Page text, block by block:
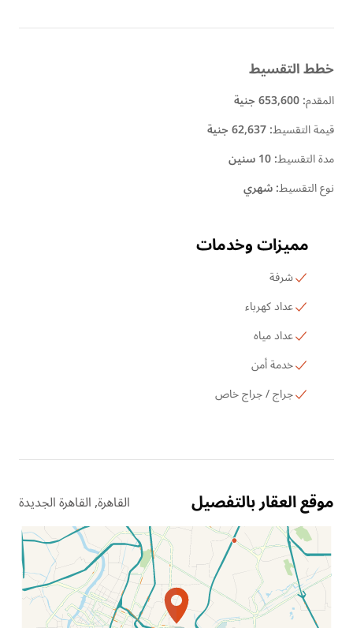
خطط التقسيط
المقدم:653,600 جنية
قيمة التقسيط:62,637 جنية
مدة التقسيط:10 سنين
نوع التقسيط:شهري
مميزات وخدمات
شرفة
عداد كهرباء
عداد مياه
خدمة أمن
جراج / جراج خاص
موقع العقار بالتفصيل القاهرة, القاهرة الجديدة